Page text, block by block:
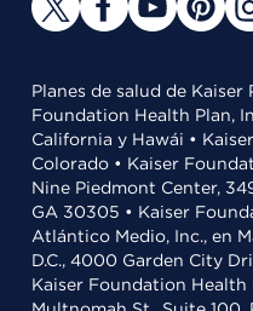
Planes de salud de
Foundation Health Plan,
California y Hawái •
Colorado • Kaiser
Nine Piedmont Center,
GA 30305 • Kaiser
Atlántico Medio, Inc., en
D.C., 4000 Garden City
Kaiser Foundation